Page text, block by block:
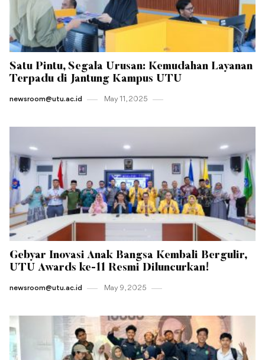
Satu Pintu, Segala Urusan: Kemudahan Layanan
Terpadu di Jantung Kampus UTU
newsroom@utu.ac.id May 11 , 2025
Gebyar Inovasi Anak Bangsa Kembali Bergulir,
UTU Awards ke-11 Resmi Diluncurkan!
newsroom@utu.ac.id May 9 , 2025